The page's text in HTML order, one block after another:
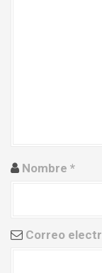
t
a
Nombre *
Correo